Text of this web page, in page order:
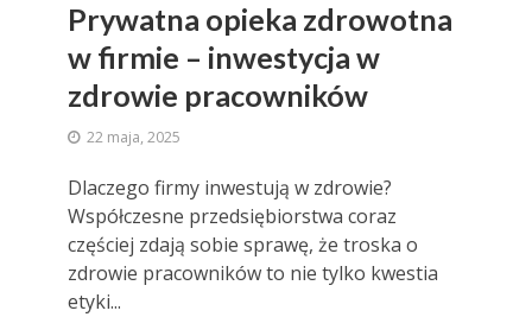
Prywatna opieka zdrowotna
w firmie – inwestycja w
zdrowie pracowników
22 maja, 2025
Dlaczego firmy inwestują w zdrowie?
Współczesne przedsiębiorstwa coraz
częściej zdają sobie sprawę, że troska o
zdrowie pracowników to nie tylko kwestia
etyki...